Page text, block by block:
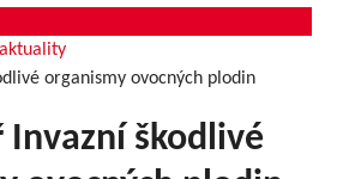
aktuality
organismy ovocných plodin
Invazní škodlivé